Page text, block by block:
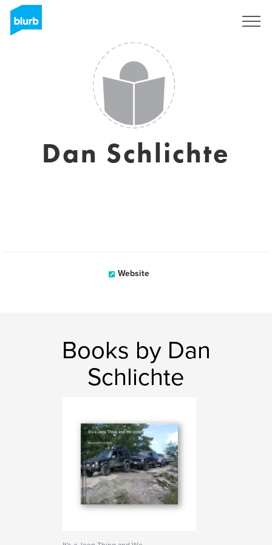
Dan Schlichte
Website
Books by Dan
Schlichte